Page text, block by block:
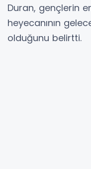
Duran, gençlerin
heyecanının
olduğunu belirtti.